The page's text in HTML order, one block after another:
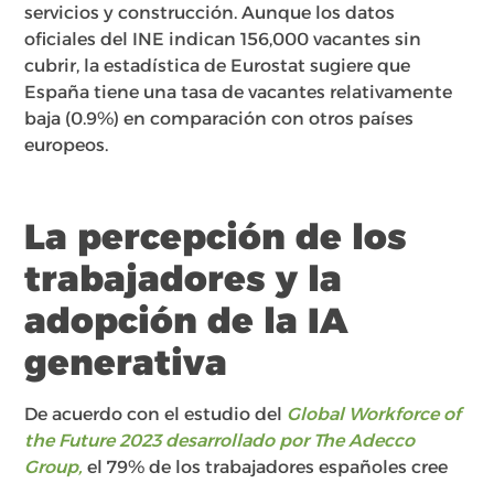
servicios y construcción. Aunque los datos
oficiales del INE indican 156,000 vacantes sin
cubrir, la estadística de Eurostat sugiere que
España tiene una tasa de vacantes relativamente
baja (0.9%) en comparación con otros países
europeos.
La percepción de los
trabajadores y la
adopción de la IA
generativa
De acuerdo con el estudio del Global Workforce of
the Future 2023 desarrollado por The Adecco
Group, el 79% de los trabajadores españoles cree